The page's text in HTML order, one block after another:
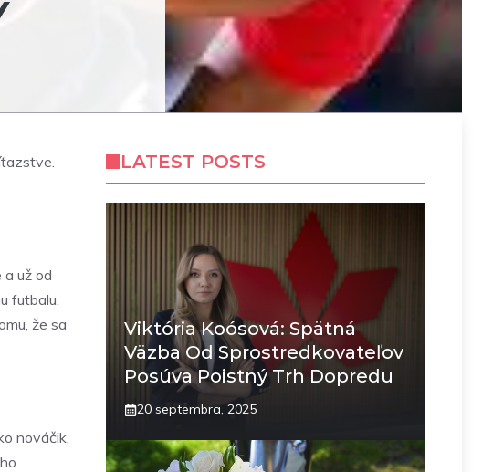
už od
futbalu.
že sa
nováčik,
LATEST POSTS
Viktória Koósová: Spätná
Väzba Od Sprostredkovateľov
Posúva Poistný Trh Dopredu
20 septembra, 2025